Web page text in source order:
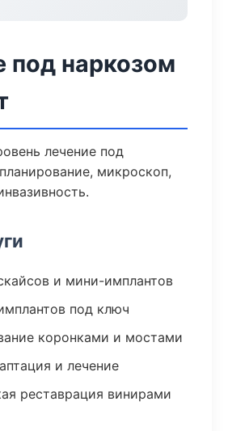
под наркозом
лечение под
микроскоп,
и мини-имплантов
под ключ
коронками и мостами
и лечение
реставрация винирами